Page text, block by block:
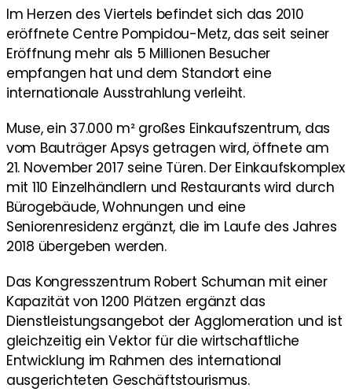
Im Herzen des Viertels befindet sich das 2010
eröffnete Centre Pompidou-Metz, das seit seiner
Eröffnung mehr als 5 Millionen Besucher
empfangen hat und dem Standort eine
internationale Ausstrahlung verleiht.
Muse, ein 37.000 m² großes Einkaufszentrum, das
vom Bauträger Apsys getragen wird, öffnete am
21. November 2017 seine Türen. Der Einkaufskomplex
mit 110 Einzelhändlern und Restaurants wird durch
Bürogebäude, Wohnungen und eine
Seniorenresidenz ergänzt, die im Laufe des Jahres
2018 übergeben werden.
Das Kongresszentrum Robert Schuman mit einer
Kapazität von 1200 Plätzen ergänzt das
Dienstleistungsangebot der Agglomeration und ist
gleichzeitig ein Vektor für die wirtschaftliche
Entwicklung im Rahmen des international
ausgerichteten Geschäftstourismus.